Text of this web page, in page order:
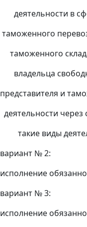
деятельности в
таможенного
таможенного
владельца
представителя и
деятельности
такие виды
вариант № 2:
исполнение
вариант № 3:
исполнение